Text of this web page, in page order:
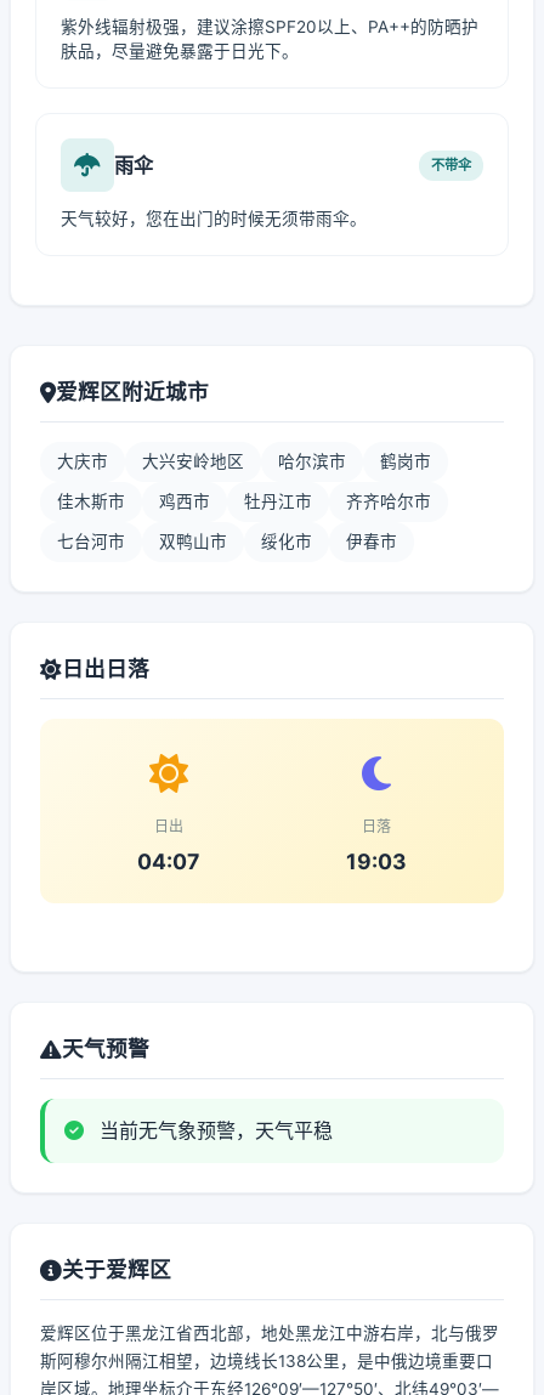
紫外线辐射极强，建议涂擦SPF20以上、PA++的防晒护
肤品，尽量避免暴露于日光下。
雨伞 不带伞
天气较好，您在出门的时候无须带雨伞。
爱辉区附近城市
大庆市 大兴安岭地区 哈尔滨市 鹤岗市
佳木斯市 鸡西市 牡丹江市 齐齐哈尔市
七台河市 双鸭山市 绥化市 伊春市
日出日落
日出
04:07
日落
19:03
天气预警
当前无气象预警，天气平稳
关于爱辉区
爱辉区位于黑龙江省西北部，地处黑龙江中游右岸，北与俄罗
斯阿穆尔州隔江相望，边境线长138公里，是中俄边境重要口
岸区域。地理坐标介于东经126°09′—127°50′、北纬49°03′—